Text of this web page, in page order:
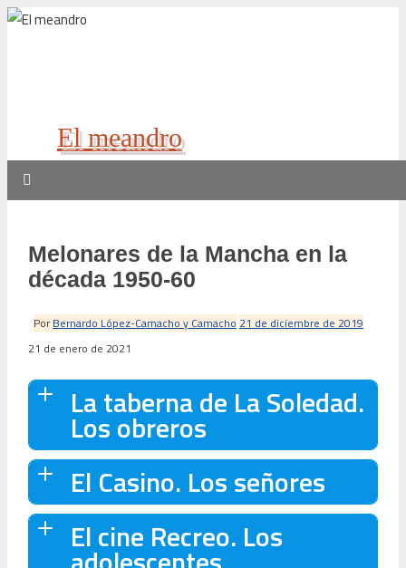
El meandro
Melonares de la Mancha en la
década 1950‑60
PorBernardo López-Camacho y Camacho 21 de diciembre de 2019
21 de enero de 2021
La taberna de La Soledad.
Los obreros
El Casino. Los señores
El cine Recreo. Los